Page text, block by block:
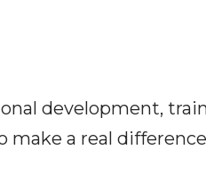
development,
a real